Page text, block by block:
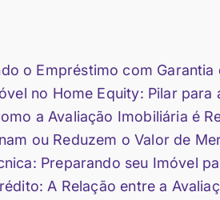
o Empréstimo com Garantia
no Home Equity: Pilar
a Avaliação Imobiliária é
ou Reduzem o Valor de
Preparando seu Imóvel
A Relação entre a